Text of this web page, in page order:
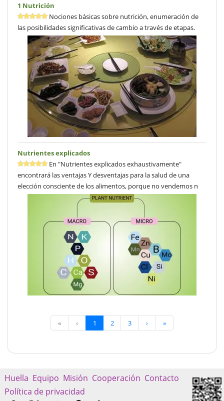
1 Nutrición
Nociones básicas sobre nutrición, enumeración de
las posibilidades significativas de cambio a través de etapas.
Nutrientes explicados
En "Nutrientes explicados exhaustivamente"
encontrará las ventajas Y desventajas para la salud de una
elección consciente de los alimentos, porque no vendemos n
« ‹ 1 2 3 › »
Huella Equipo Misión Cooperación Contacto
Política de privacidad